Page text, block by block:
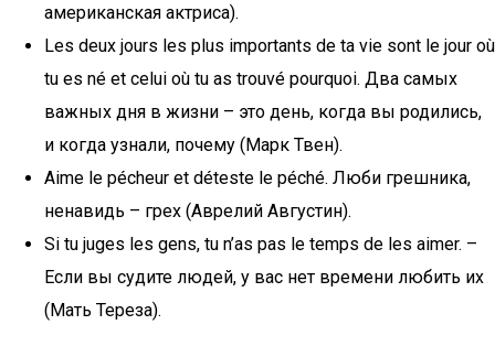
американская актриса).
Les deux jours les plus importants de ta vie sont le jour où
tu es né et celui où tu as trouvé pourquoi. Два самых
важных дня в жизни – это день, когда вы родились,
и когда узнали, почему (Марк Твен).
Aime le pécheur et déteste le péché. Люби грешника,
ненавидь – грех (Аврелий Августин).
Si tu juges les gens, tu n’as pas le temps de les aimer. –
Если вы судите людей, у вас нет времени любить их
(Мать Тереза).